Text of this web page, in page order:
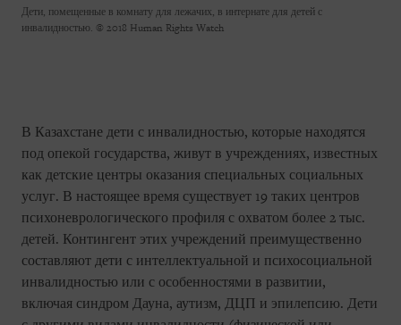
Дети, помещенные в комнату для лежачих, в интернате для детей с
инвалидностью. © 2018 Human Rights Watch
В Казахстане дети с инвалидностью, которые находятся
под опекой государства, живут в учреждениях, известных
как детские центры оказания специальных социальных
услуг. В настоящее время существует 19 таких центров
психоневрологического профиля с охватом более 2 тыс.
детей. Контингент этих учреждений преимущественно
составляют дети с интеллектуальной и психосоциальной
инвалидностью или с особенностями в развитии,
включая синдром Дауна, аутизм, ДЦП и эпилепсию. Дети